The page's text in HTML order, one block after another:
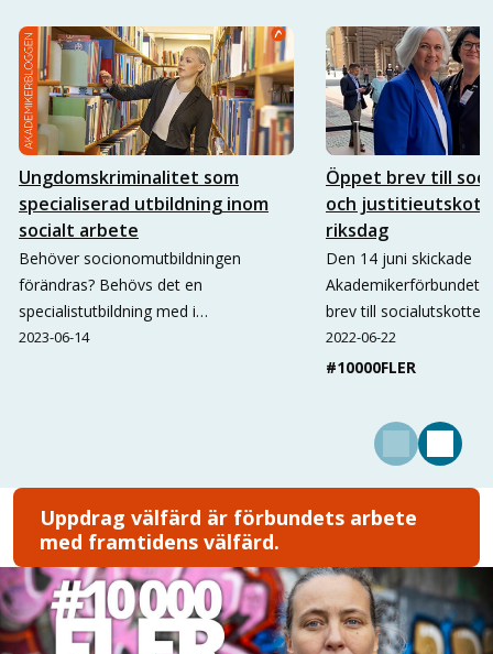
Ungdomskriminalitet som
specialiserad utbildning inom
socialt arbete
Behöver socionomutbildningen
förändras? Behövs det en
specialistutbildning med i…
2023-06-14
Öppet brev till
och
riksdag
Den 14 juni skickade
Akademikerförbundet
brev till
2022-06-22
#10000FLER
Uppdrag välfärd är förbundets arbete
med framtidens välfärd.